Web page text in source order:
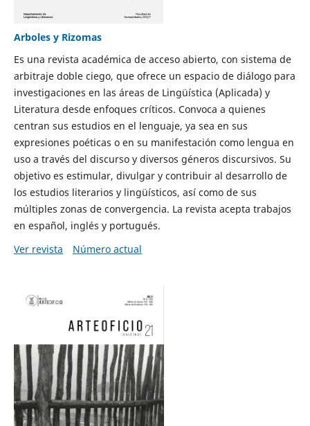
Arboles y Rizomas
Es una revista académica de acceso abierto, con sistema de
arbitraje doble ciego, que ofrece un espacio de diálogo para
investigaciones en las áreas de Lingüística (Aplicada) y
Literatura desde enfoques críticos. Convoca a quienes
centran sus estudios en el lenguaje, ya sea en sus
expresiones poéticas o en su manifestación como lengua en
uso a través del discurso y diversos géneros discursivos. Su
objetivo es estimular, divulgar y contribuir al desarrollo de
los estudios literarios y lingüísticos, así como de sus
múltiples zonas de convergencia. La revista acepta trabajos
en español, inglés y portugués.
Ver revista
Número actual